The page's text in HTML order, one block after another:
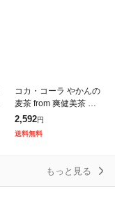
コカ・コーラ やかんの
麦茶 from 爽健美茶 ラ
ベルレス 650ml ペット
ボトル 24本入 お茶 む
ぎちゃ むぎ茶 カフェイ
2,592円
送料無料
もっと見る